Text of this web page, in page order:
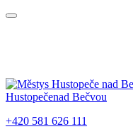
Hustopečenad Bečvou
+420 581 626 111